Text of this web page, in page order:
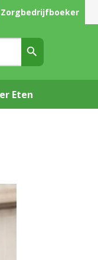
Zorgbedrijfboeker
Eten